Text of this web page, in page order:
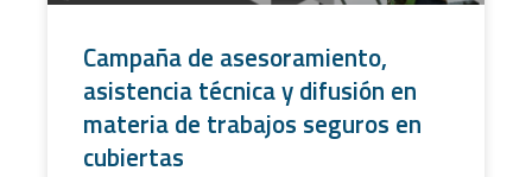
Campaña de asesoramiento,
asistencia técnica y difusión en
materia de trabajos seguros en
cubiertas